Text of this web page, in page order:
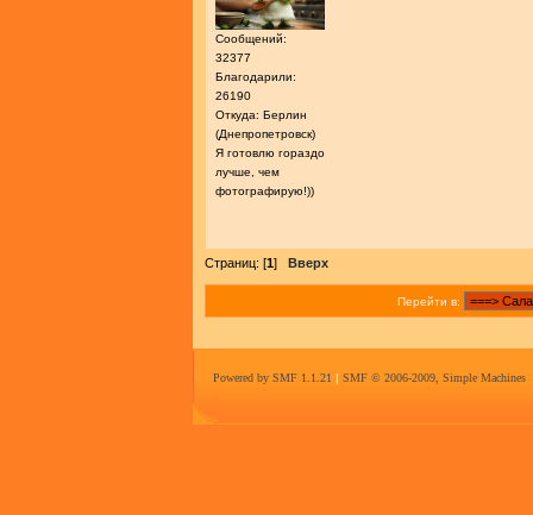
Сообщений:
32377
Благодарили:
26190
Откуда: Берлин
(Днепропетровск)
Я готовлю гораздо
лучше, чем
фотографирую!))
Страниц: [1] Вверх
Перейти в:
Powered by SMF 1.1.21 | SMF © 2006-2009, Simple Machines